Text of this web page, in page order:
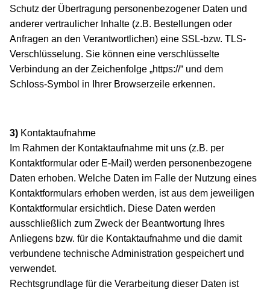
Schutz der Übertragung personenbezogener Daten und
anderer vertraulicher Inhalte (z.B. Bestellungen oder
Anfragen an den Verantwortlichen) eine SSL-bzw. TLS-
Verschlüsselung. Sie können eine verschlüsselte
Verbindung an der Zeichenfolge „https://“ und dem
Schloss-Symbol in Ihrer Browserzeile erkennen.
3) Kontaktaufnahme
Im Rahmen der Kontaktaufnahme mit uns (z.B. per
Kontaktformular oder E-Mail) werden personenbezogene
Daten erhoben. Welche Daten im Falle der Nutzung eines
Kontaktformulars erhoben werden, ist aus dem jeweiligen
Kontaktformular ersichtlich. Diese Daten werden
ausschließlich zum Zweck der Beantwortung Ihres
Anliegens bzw. für die Kontaktaufnahme und die damit
verbundene technische Administration gespeichert und
verwendet.
Rechtsgrundlage für die Verarbeitung dieser Daten ist